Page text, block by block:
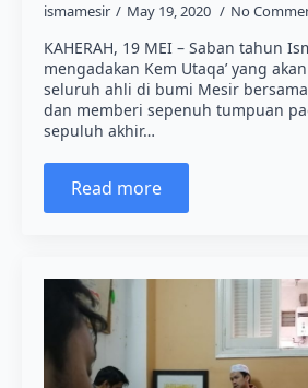
ismamesir May 19, 2020 No
KAHERAH, 19 MEI – Saban tahun
mengadakan Kem Utaqa’ yang
seluruh ahli di bumi Mesir
dan memberi sepenuh tumpuan
sepuluh akhir…
Read more